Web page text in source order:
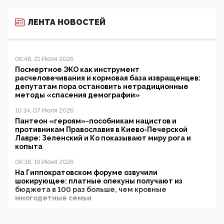
ЛЕНТА НОВОСТЕЙ
06:48, 21 Июля 2026
Посмертное ЭКО как инструмент
расчеловечивания и кормовая база извращенцев:
депутатам пора остановить нетрадиционные
методы «спасения демографии»
10:34, 07 Июля 2026
Пантеон «героям»-пособникам нацистов и
противникам Православия в Киево-Печерской
Лавре: Зеленский и Ко показывают миру рога и
копыта
06:38, 19 Июня 2026
На Гиппократовском форуме озвучили
шокирующее: платные опекуны получают из
бюджета в 100 раз больше, чем кровные
многодетные семьи